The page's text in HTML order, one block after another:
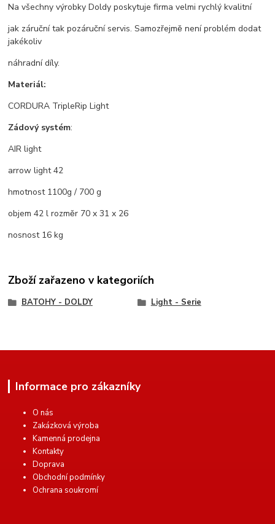
Na všechny výrobky Doldy poskytuje firma velmi rychlý kvalitní
jak záruční tak pozáruční servis. Samozřejmě není problém dodat
jakékoliv
náhradní díly.
Materiál:
CORDURA TripleRip Light
Zádový systém:
AIR light
arrow light 42
hmotnost 1100g / 700 g
objem 42 l rozměr 70 x 31 x 26
nosnost 16 kg
Zboží zařazeno v kategoriích
BATOHY - DOLDY Light - Serie
Informace pro zákazníky
O nás
Zakázková výroba
Kamenná prodejna
Kontakty
Doprava
Obchodní podmínky
Ochrana soukromí